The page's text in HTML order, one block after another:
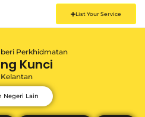
List Your Service
Perkhidmatan
Kunci
Kelantan
Negeri Lain